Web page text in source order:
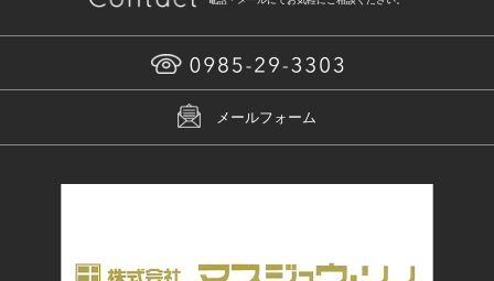
メールフォーム